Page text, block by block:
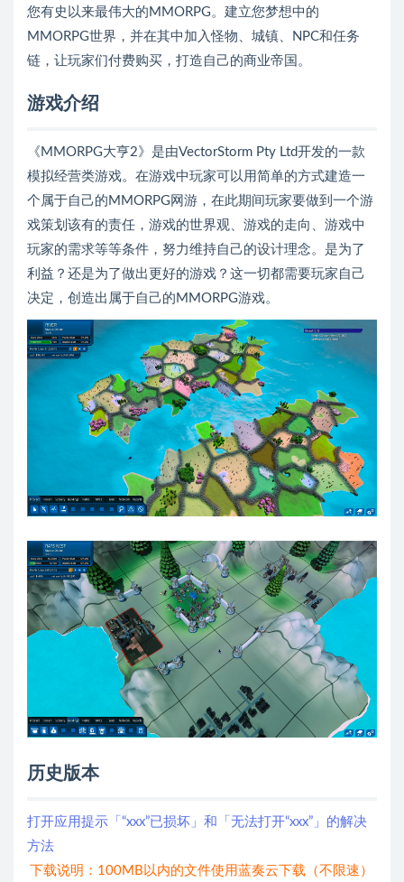
您有史以来最伟大的MMORPG。建立您梦想中的
MMORPG世界，并在其中加入怪物、城镇、NPC和任务
链，让玩家们付费购买，打造自己的商业帝国。
游戏介绍
《MMORPG大亨2》是由VectorStorm Pty Ltd开发的一款
模拟经营类游戏。在游戏中玩家可以用简单的方式建造一
个属于自己的MMORPG网游，在此期间玩家要做到一个游
戏策划该有的责任，游戏的世界观、游戏的走向、游戏中
玩家的需求等等条件，努力维持自己的设计理念。是为了
利益？还是为了做出更好的游戏？这一切都需要玩家自己
决定，创造出属于自己的MMORPG游戏。
历史版本
打开应用提示「“xxx”已损坏」和「无法打开“xxx”」的解决
方法
下载说明：100MB以内的文件使用蓝奏云下载（不限速）